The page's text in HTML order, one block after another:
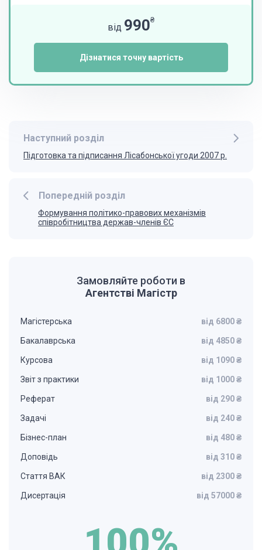
від 990₴
Дізнатися точну вартість
Попередній розділ
Формування політико-правових механізмів
співробітництва держав-членів ЄС
Наступний розділ
Підготовка та підписання Лісабонської угоди 2007 р.
Замовляйте роботи в
Агентстві Магістр
Магістерська від 6800 ₴
Бакалаврська від 4850 ₴
Курсова від 1090 ₴
Звіт з практики від 1000 ₴
Реферат від 290 ₴
Задачі від 240 ₴
Бізнес-план від 480 ₴
Доповідь від 310 ₴
Стаття ВАК від 2300 ₴
Дисертація від 57000 ₴